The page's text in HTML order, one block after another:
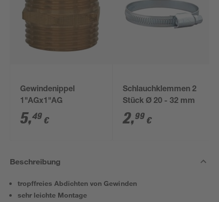
Gewindenippel
1"AGx1"AG
5,49 €
Schlauchklemmen 2
Stück Ø 20 - 32 mm
2,99 €
Beschreibung
tropffreies Abdichten von Gewinden
sehr leichte Montage